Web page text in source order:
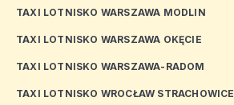
TAXI LOTNISKO WARSZAWA MODLIN
TAXI LOTNISKO WARSZAWA OKĘCIE
TAXI LOTNISKO WARSZAWA-RADOM
TAXI LOTNISKO WROCŁAW STRACHOWICE